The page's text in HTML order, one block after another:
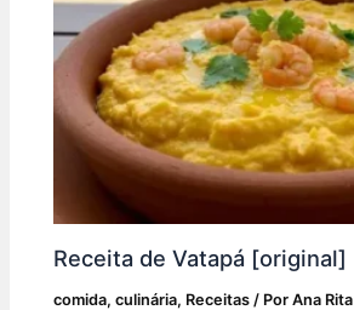
Receita de Vatapá [original]
comida,culinária, Receitas / PorAna Rita